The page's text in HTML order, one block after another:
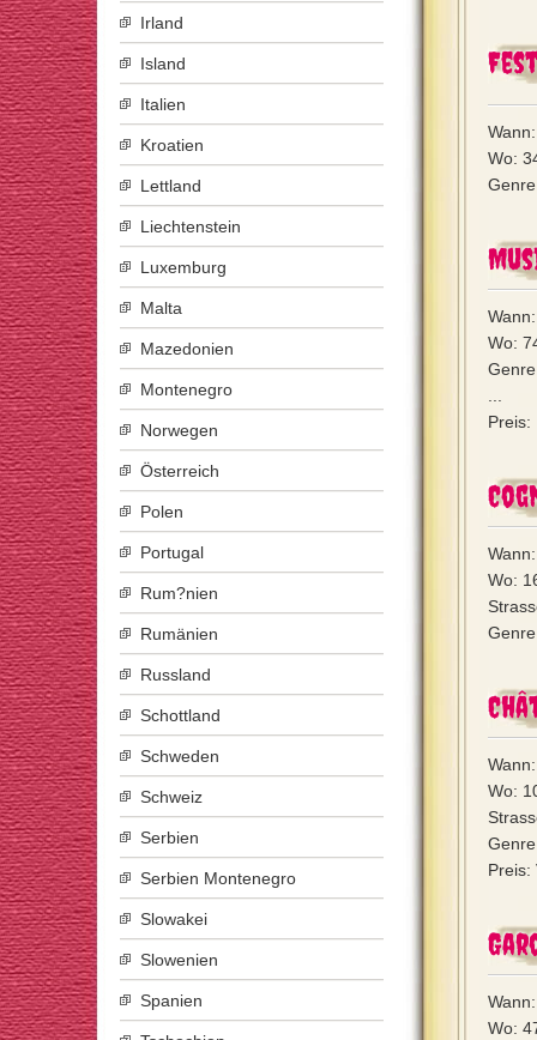
Wo:
Wo:
Preis:
Wo:
Wo:
Preis:
Wo:
Irland
Island
Italien
Kroatien
Lettland
Liechtenstein
Luxemburg
Malta
Mazedonien
Montenegro
Norwegen
Österreich
Polen
Portugal
Rum?nien
Rumänien
Russland
Schottland
Schweden
Schweiz
Serbien
Serbien Montenegro
Slowakei
Slowenien
Spanien